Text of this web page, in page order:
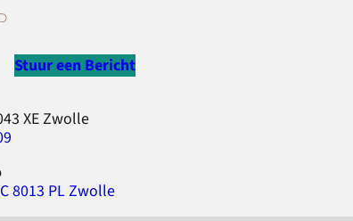
Stuur een Bericht
XE Zwolle
8013 PL Zwolle